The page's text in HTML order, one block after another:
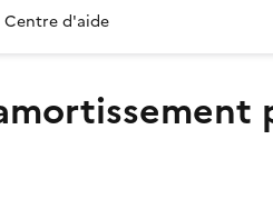
Centre d'aide